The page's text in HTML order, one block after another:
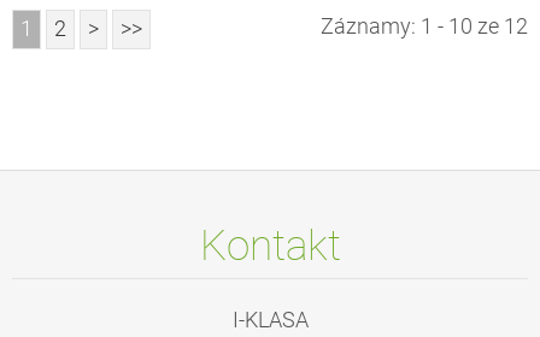
Záznamy: 1 - 10 ze 12
1 2 > >>
Kontakt
I-KLASA